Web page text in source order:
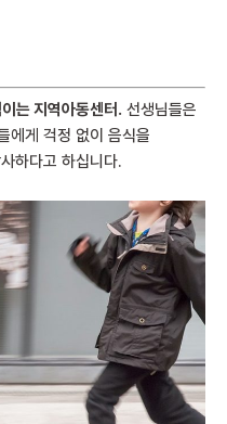
는 지역아동센터. 선생님들은
에게 걱정 없이 음식을
하다고 하십니다.